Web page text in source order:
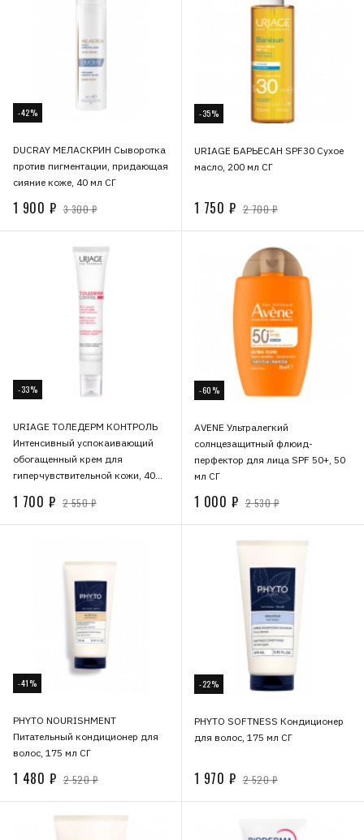
-42%
DUCRAY МЕЛАСКРИН Сыворотка
против пигментации, придающая
сияние коже, 40 мл СГ
1 900 ₽ 3 300 ₽
-35%
URIAGE БАРЬЕСАН SPF30 Сухое
масло, 200 мл СГ
1 750 ₽ 2 700 ₽
-33%
URIAGE ТОЛЕДЕРМ КОНТРОЛЬ
Интенсивный успокаивающий
обогащенный крем для
гиперчувствительной кожи, 40
1 700 ₽ 2 550 ₽
-60%
AVENE Ультралегкий
солнцезащитный флюид-
перфектор для лица SPF 50+, 50
мл СГ
1 000 ₽ 2 530 ₽
-41%
PHYTO NOURISHMENT
Питательный кондиционер для
волос, 175 мл СГ
1 480 ₽ 2 520 ₽
-22%
PHYTO SOFTNESS Кондиционер
для волос, 175 мл СГ
1 970 ₽ 2 520 ₽